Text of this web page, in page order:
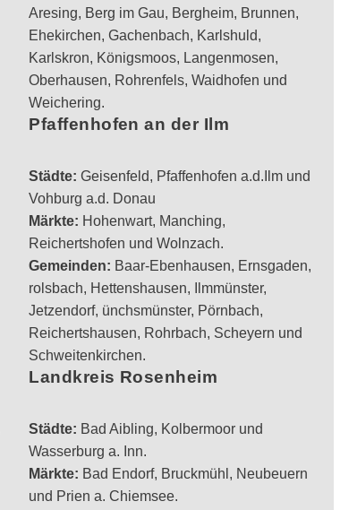
Aresing, Berg im Gau, Bergheim, Brunnen,
Ehekirchen, Gachenbach, Karlshuld,
Karlskron, Königsmoos, Langenmosen,
Oberhausen, Rohrenfels, Waidhofen und
Weichering.
Pfaffenhofen an der Ilm
Städte: Geisenfeld, Pfaffenhofen a.d.Ilm und
Vohburg a.d. Donau
Märkte: Hohenwart, Manching,
Reichertshofen und Wolnzach.
Gemeinden: Baar-Ebenhausen, Ernsgaden,
rolsbach, Hettenshausen, Ilmmünster,
Jetzendorf, ünchsmünster, Pörnbach,
Reichertshausen, Rohrbach, Scheyern und
Schweitenkirchen.
Landkreis Rosenheim
Städte: Bad Aibling, Kolbermoor und
Wasserburg a. Inn.
Märkte: Bad Endorf, Bruckmühl, Neubeuern
und Prien a. Chiemsee.